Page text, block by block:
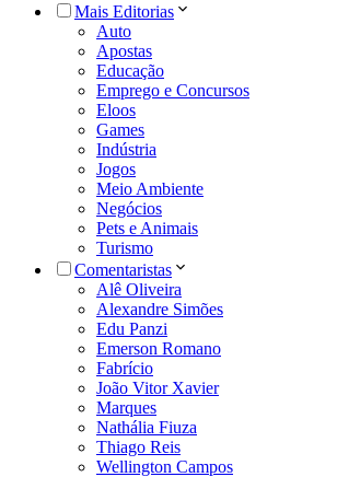
Mais Editorias
Auto
Apostas
Educação
Emprego e Concursos
Eloos
Games
Indústria
Jogos
Meio Ambiente
Negócios
Pets e Animais
Turismo
Comentaristas
Alê Oliveira
Alexandre Simões
Edu Panzi
Emerson Romano
Fabrício
João Vitor Xavier
Marques
Nathália Fiuza
Thiago Reis
Wellington Campos